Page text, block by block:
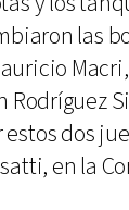
las
Rodríguez
dos
en la